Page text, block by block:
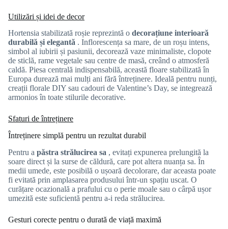
Utilizări și idei de decor
Hortensia stabilizată roșie reprezintă o decorațiune interioară
durabilă și elegantă . Inflorescența sa mare, de un roșu intens,
simbol al iubirii și pasiunii, decorează vaze minimaliste, clopote
de sticlă, rame vegetale sau centre de masă, creând o atmosferă
caldă. Piesa centrală indispensabilă, această floare stabilizată în
Europa durează mai mulți ani fără întreținere. Ideală pentru nunți,
creații florale DIY sau cadouri de Valentine’s Day, se integrează
armonios în toate stilurile decorative.
Sfaturi de întreținere
Întreținere simplă pentru un rezultat durabil
Pentru a păstra strălucirea sa , evitați expunerea prelungită la
soare direct și la surse de căldură, care pot altera nuanța sa. În
medii umede, este posibilă o ușoară decolorare, dar aceasta poate
fi evitată prin amplasarea produsului într-un spațiu uscat. O
curățare ocazională a prafului cu o perie moale sau o cârpă ușor
umezită este suficientă pentru a-i reda strălucirea.
Gesturi corecte pentru o durată de viață maximă